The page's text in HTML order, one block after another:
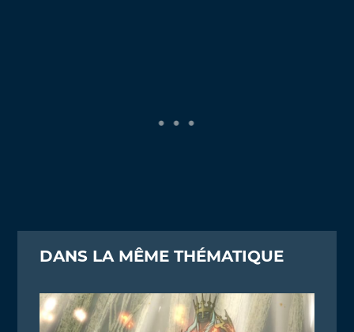
DANS LA MÊME THÉMATIQUE